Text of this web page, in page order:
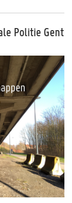
Politie Gent